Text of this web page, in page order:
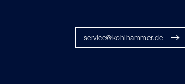
service@kohlhammer.de